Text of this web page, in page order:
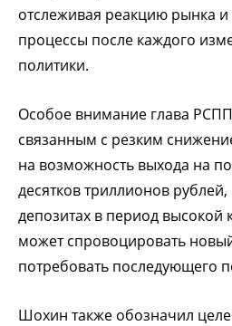
отслеживая реакцию рынка
процессы после каждого
политики.
Особое внимание глава
связанным с резким
на возможность выхода на
десятков триллионов
депозитах в период высокой
может спровоцировать
потребовать последующего
Шохин также обозначил